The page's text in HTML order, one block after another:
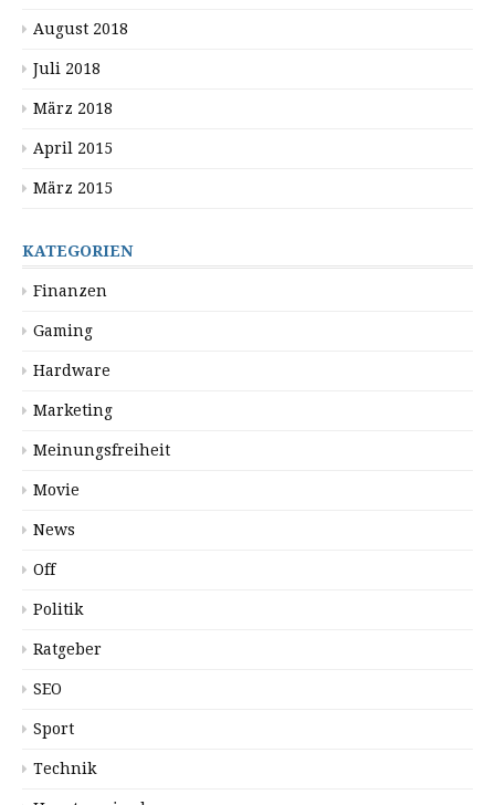
August 2018
Juli 2018
März 2018
April 2015
März 2015
KATEGORIEN
Finanzen
Gaming
Hardware
Marketing
Meinungsfreiheit
Movie
News
Off
Politik
Ratgeber
SEO
Sport
Technik